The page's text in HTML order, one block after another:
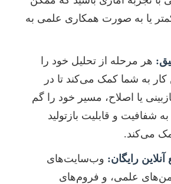
یا به صورت همکاری علمی به
هر مرحله از تحلیل خود را
کار به شما کمک می‌کند تا در
یا اصلاح، مسیر خود را گم
شفافیت و قابلیت بازتولید
می‌کند.
آنلاین رایگان: وب‌سایت‌های
علمی، و فروم‌های